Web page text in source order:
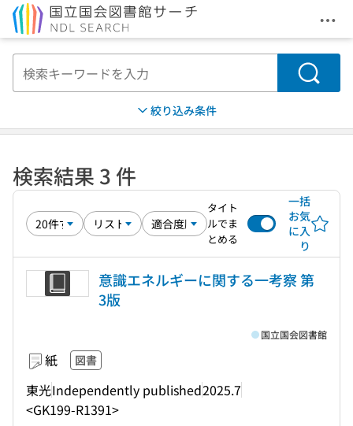
メ
検索
絞り込み条件
検索結果 3 件
タイト
ルでま
とめる
一括
お気
に入
り
意識エネルギーに関する一考察 第
3版
紙 図書
東光Independently published2025.7
<GK199-R1391>
国立国会図書館